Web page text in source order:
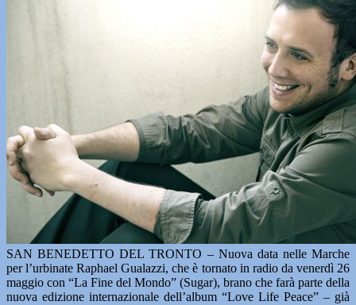
SAN BENEDETTO DEL TRONTO – Nuova data nelle Marche
per l’urbinate Raphael Gualazzi, che è tornato in radio da venerdì 26
maggio con “La Fine del Mondo” (Sugar), brano che farà parte della
nuova edizione internazionale dell’album “Love Life Peace” – già